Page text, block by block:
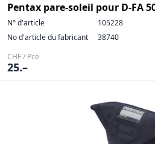
Pentax pare-soleil pour D-FA
N° d'article
105228
No d'article du fabricant
38740
CHF / Pce
25.–